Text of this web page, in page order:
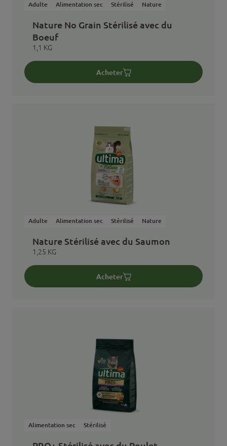
Adulte Alimentation sec Stérilisé Nature
Nature No Grain Stérilisé avec du
Boeuf
1,1 KG
Acheter
Adulte Alimentation sec Stérilisé Nature
Nature Stérilisé avec du Saumon
1,25 KG
Acheter
Alimentation sec Stérilisé